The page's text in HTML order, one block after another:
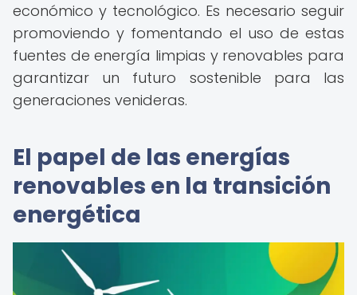
económico y tecnológico. Es necesario seguir
promoviendo y fomentando el uso de estas
fuentes de energía limpias y renovables para
garantizar un futuro sostenible para las
generaciones venideras.
El papel de las energías
renovables en la transición
energética